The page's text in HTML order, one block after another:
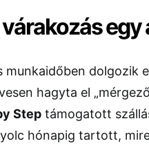
egy
munkaidőben dolgozik
hagyta el
Step támogatott
hónapig tartott,